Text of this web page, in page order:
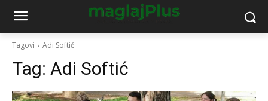
Tagovi Adi Softić
Tag: Adi Softić